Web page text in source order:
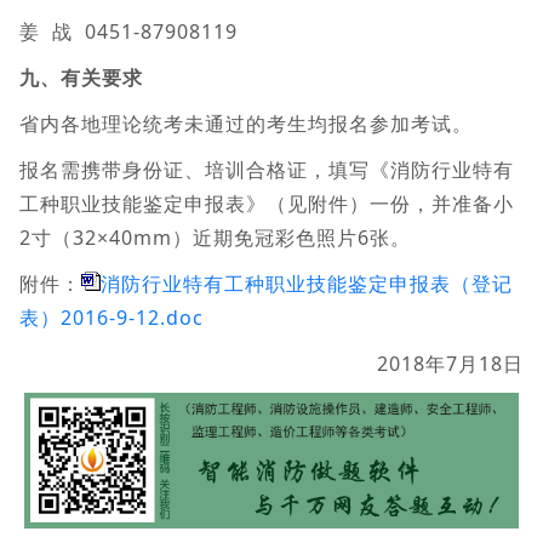
姜 战 0451-87908119
九、有关要求
省内各地理论统考未通过的考生均报名参加考试。
报名需携带身份证、培训合格证，填写《消防行业特有
工种职业技能鉴定申报表》（见附件）一份，并准备小
2寸（32×40mm）近期免冠彩色照片6张。
附件：
消防行业特有工种职业技能鉴定申报表（登记
表）2016-9-12.doc
2018年7月18日